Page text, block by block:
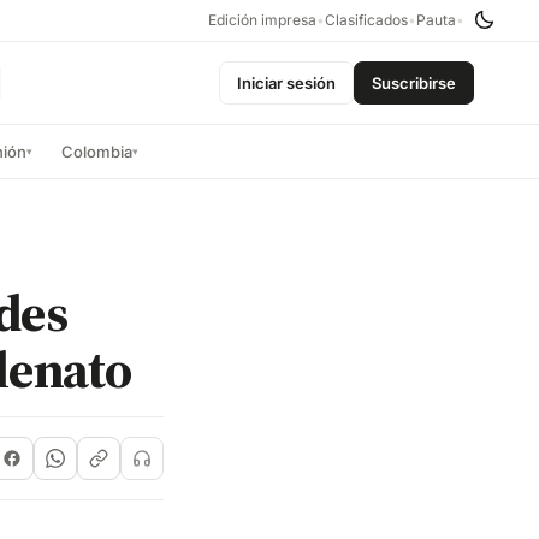
Edición impresa •Clasificados• Pauta •
Iniciar sesión Suscribirse
▾ Colombia▾